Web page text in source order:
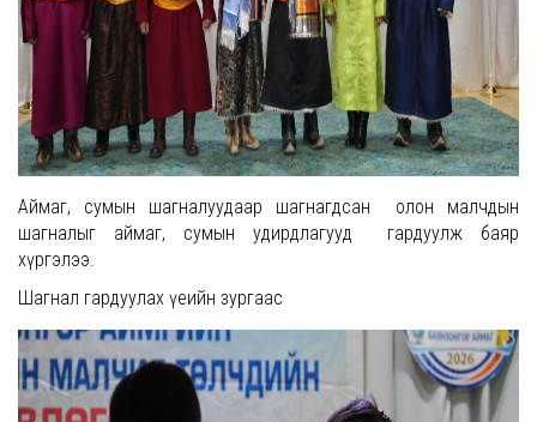
Аймаг, сумын шагналуудаар шагнагдсан олон малчдын
шагналыг аймаг, сумын удирдлагууд гардуулж баяр
хүргэлээ.
Шагнал гардуулах үеийн зургаас